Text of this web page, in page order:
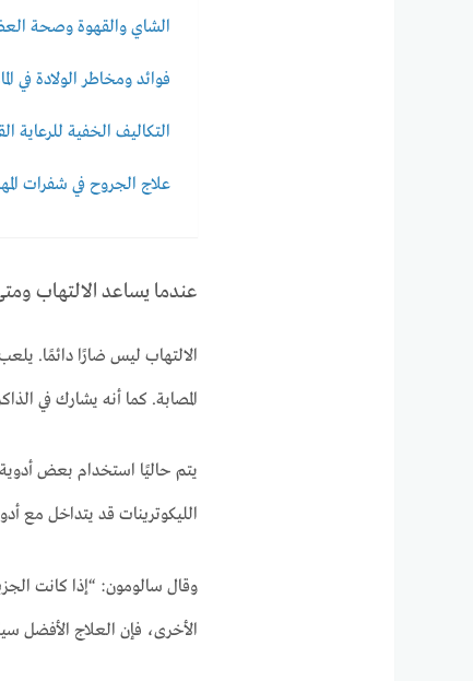
الشاي والقهوة وصحة
فوائد ومخاطر الولادة في
التكاليف الخفية للرعاية
علاج الجروح في شفرات
عندما يساعد الالتهاب
الالتهاب ليس ضارًا دائمًا.
المصابة. كما أنه يشارك في
يتم حاليًا استخدام بعض
الليكوترينات قد يتداخل مع
وقال سالومون: “إذا كانت
الأخرى، فإن العلاج الأفضل